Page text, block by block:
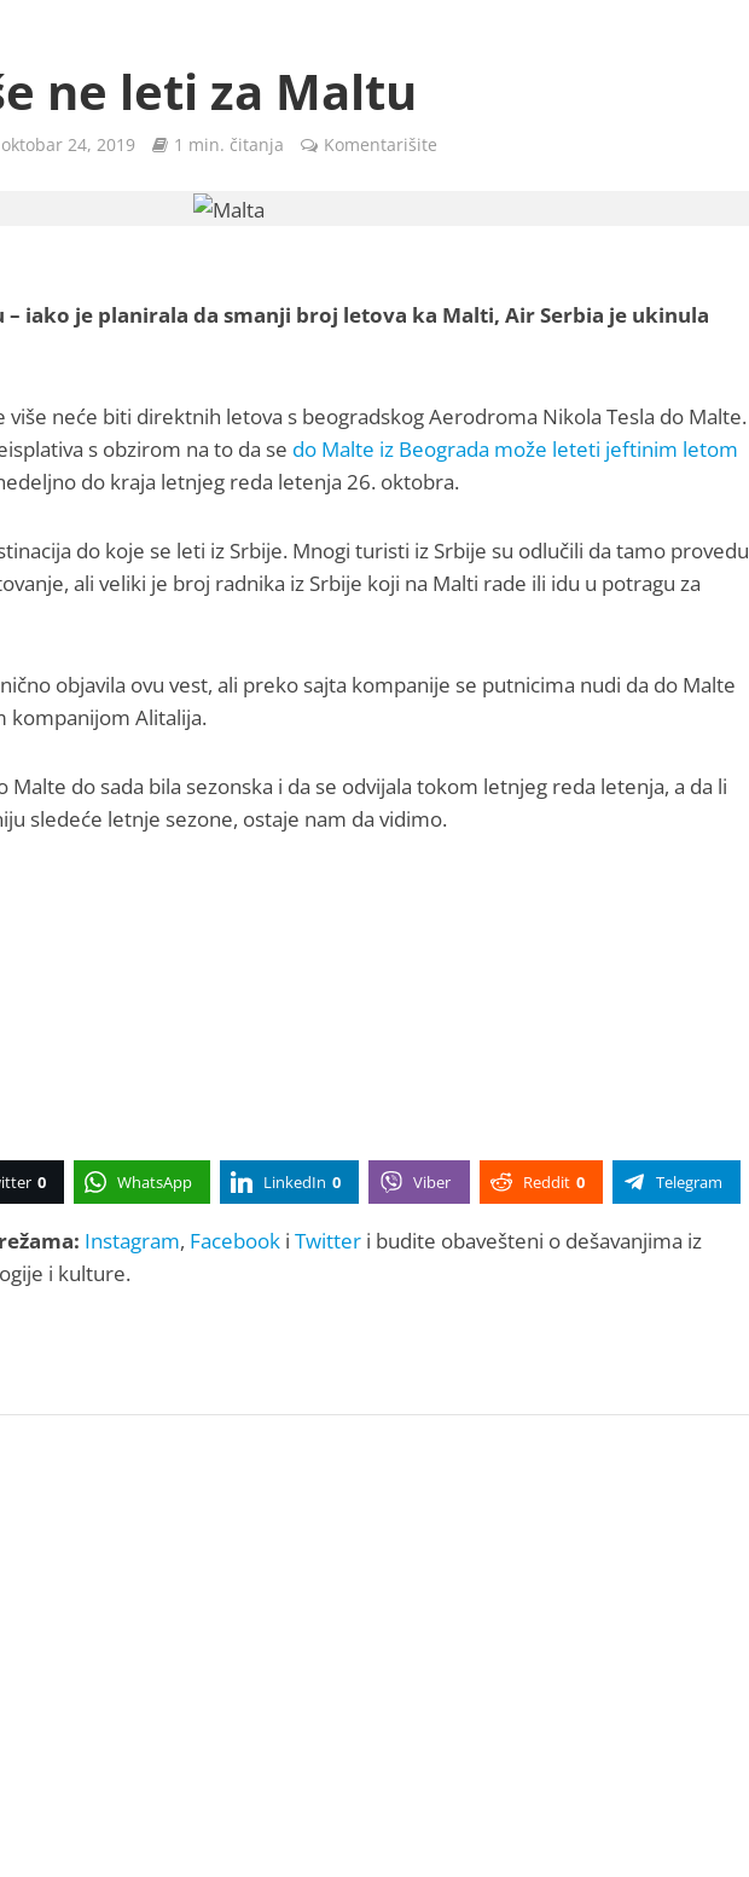
ne leti za Maltu
oktobar 24, 2019 1 min. čitanja Komentarišite
– iako je planirala da smanji broj letova ka Malti, Air Serbia je ukinula
neće biti direktnih letova s beogradskog Aerodroma Nikola Tesla do Malte.
s obzirom na to da se do Malte iz Beograda može leteti jeftinim letom
do kraja letnjeg reda letenja 26. oktobra.
do koje se leti iz Srbije. Mnogi turisti iz Srbije su odlučili da tamo provedu
ali veliki je broj radnika iz Srbije koji na Malti rade ili idu u potragu za
objavila ovu vest, ali preko sajta kompanije se putnicima nudi da do Malte
kompanijom Alitalija.
do sada bila sezonska i da se odvijala tokom letnjeg reda letenja, a da li
sledeće letnje sezone, ostaje nam da vidimo.
0 WhatsApp LinkedIn 0 Viber Reddit 0 Telegram
Instagram, Facebooki Twitteri budite obavešteni o dešavanjima iz
i kulture.